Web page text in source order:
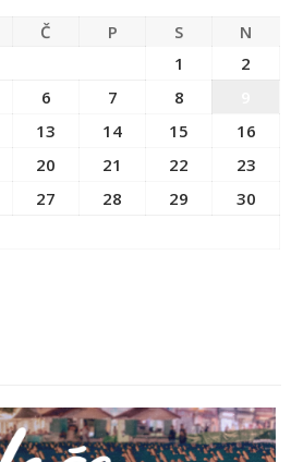
Č P S
N
1
2
6 7 8
13 14 15
16
20 21 22
23
27 28 29
30